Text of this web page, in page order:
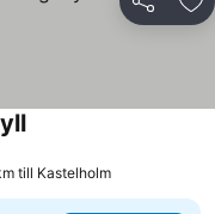
Dela
Se priser
till Kastelholm